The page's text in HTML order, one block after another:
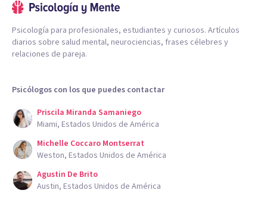
Psicología para profesionales, estudiantes y curiosos. Artículos
diarios sobre salud mental, neurociencias, frases célebres y
relaciones de pareja.
Psicólogos con los que puedes contactar
Priscila Miranda Samaniego
Miami, Estados Unidos de América
Michelle Coccaro Montserrat
Weston, Estados Unidos de América
Agustin De Brito
Austin, Estados Unidos de América